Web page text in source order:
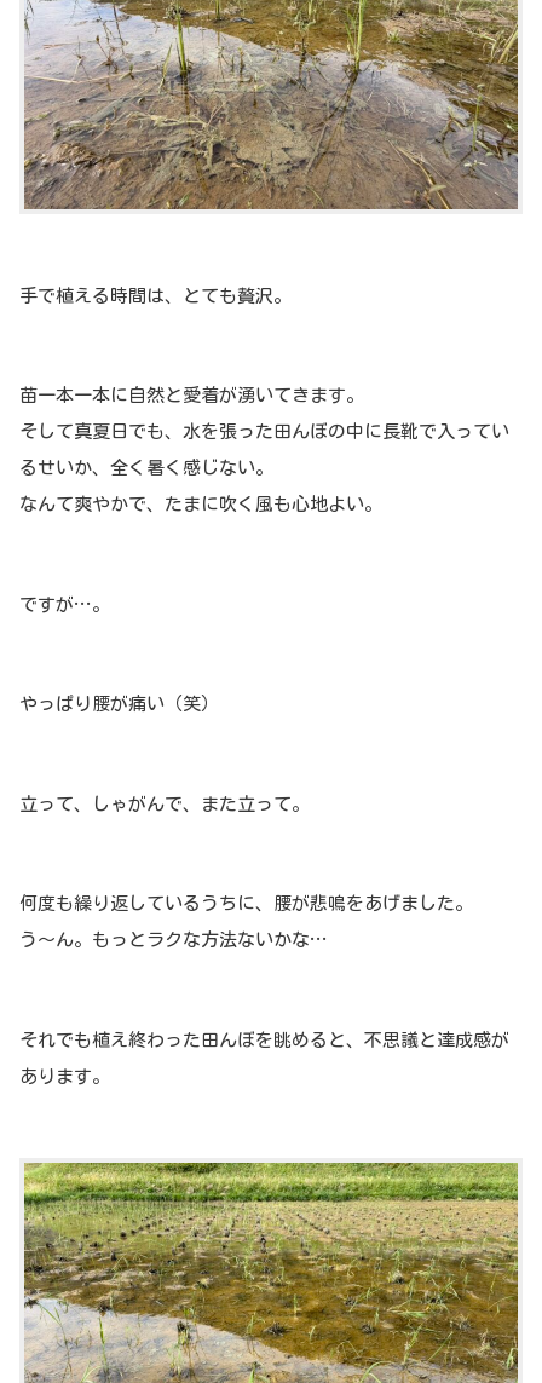
手で植える時間は、とても贅沢。
苗一本一本に自然と愛着が湧いてきます。
そして真夏日でも、水を張った田んぼの中に長靴で入ってい
るせいか、全く暑く感じない。
なんて爽やかで、たまに吹く風も心地よい。
ですが…。
やっぱり腰が痛い（笑）
立って、しゃがんで、また立って。
何度も繰り返しているうちに、腰が悲鳴をあげました。
う～ん。もっとラクな方法ないかな…
それでも植え終わった田んぼを眺めると、不思議と達成感が
あります。